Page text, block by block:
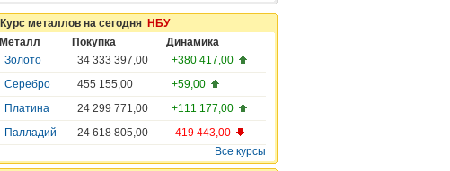
Курс металлов на сегодня НБУ
Металл
Покупка
Динамика
Золото
34 333 397,00
+380 417,00
Серебро
455 155,00
+59,00
Платина
24 299 771,00
+111 177,00
Палладий
24 618 805,00
-419 443,00
Все курсы